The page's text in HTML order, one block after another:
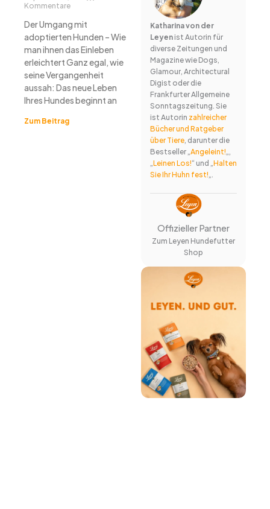
Kommentare
Der Umgang mit
adoptierten Hunden – Wie
man ihnen das Einleben
erleichtert Ganz egal, wie
seine Vergangenheit
aussah: Das neue Leben
Ihres Hundes beginnt an
Zum Beitrag
Katharina von der
Leyenist Autorin für
diverse Zeitungen und
Magazine wie Dogs,
Glamour, Architectural
Digist oder die
Frankfurter Allgemeine
Sonntagszeitung. Sie
ist Autorin zahlreicher
Bücher und Ratgeber
über Tiere, darunter die
Bestseller „Angeleint!„,
„Leinen Los!“ und „Halten
Sie Ihr Huhn fest!„.
Offizieller Partner
Zum Leyen Hundefutter
Shop